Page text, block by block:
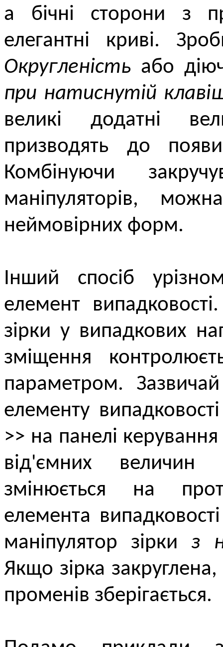
а бічні сторони з
елегантні криві.
Округленість або
при натиснутій
великі додатні
призводять до
Комбінуючи
маніпуляторів,
неймовірних форм.
Інший спосіб
елемент
зірки у випадкових
зміщення
параметром.
елементу
>> на панелі
від'ємних
змінюється на
елемента
маніпулятор зіркиз
Якщо зірка закруглена,
променів зберігається.